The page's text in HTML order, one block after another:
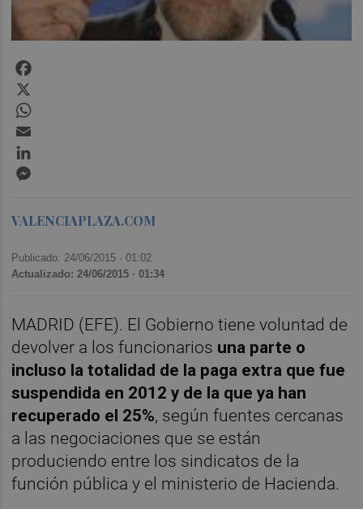
VALENCIAPLAZA.COM
Publicado: 24/06/2015 ·01:02
Actualizado: 24/06/2015 · 01:34
MADRID (EFE). El Gobierno tiene voluntad de
devolver a los funcionarios una parte o
incluso la totalidad de la paga extra que fue
suspendida en 2012 y de la que ya han
recuperado el 25%, según fuentes cercanas
a las negociaciones que se están
produciendo entre los sindicatos de la
función pública y el ministerio de Hacienda.